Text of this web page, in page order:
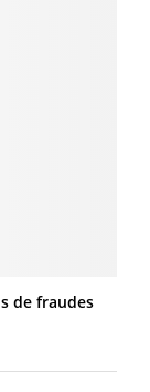
de fraudes